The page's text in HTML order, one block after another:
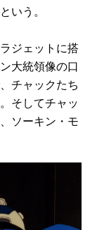
いう。
ジェットに搭
大統領像の口
チャックたち
そしてチャッ
ソーキン・モ